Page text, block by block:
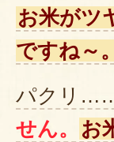
お米がツ
ですね～。
パクリ
せん。
お